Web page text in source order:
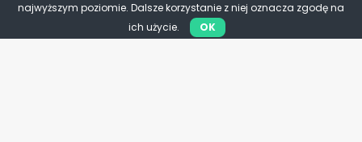
najwyższym poziomie. Dalsze korzystanie z niej oznacza zgodę na
ich użycie.
OK